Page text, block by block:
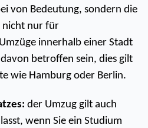
von Bedeutung, sondern die
nicht nur für
innerhalb einer Stadt
betroffen sein, dies gilt
wie Hamburg oder Berlin.
der Umzug gilt auch
wenn Sie ein Studium